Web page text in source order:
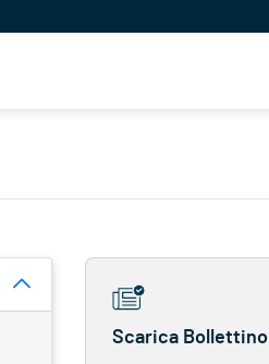
Scarica Bollettino